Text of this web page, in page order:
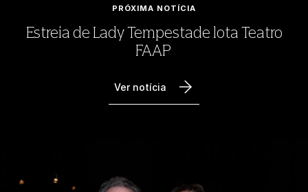
PRÓXIMA NOTÍCIA
Estreia de Lady Tempestade lota Teatro
FAAP
Ver notícia